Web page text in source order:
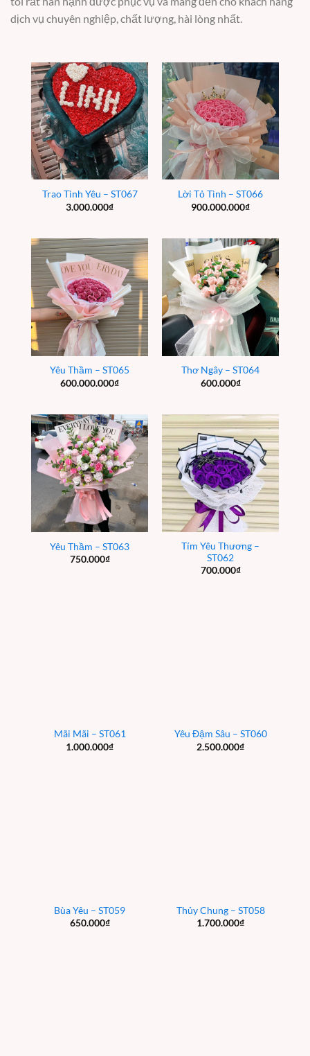
dịch vụ chuyên nghiệp, chất lượng, hài lòng nhất.
Trao Tình Yêu – ST067
3.000.000₫
Lời Tỏ Tình – ST066
900.000.000₫
Yêu Thầm – ST065
600.000.000₫
Thơ Ngây – ST064
600.000₫
Yêu Thầm – ST063
750.000₫
Tím Yêu Thương –
ST062
700.000₫
Mãi Mãi – ST061
1.000.000₫
Yêu Đậm Sâu – ST060
2.500.000₫
Bùa Yêu – ST059
650.000₫
Thủy Chung – ST058
1.700.000₫